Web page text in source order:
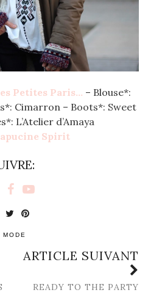
Petites Paris… – Blouse*:
Cimarron – Boots*: Sweet
L’Atelier d’Amaya
Spirit
MODE
ARTICLE SUIVANT
READY TO THE PARTY